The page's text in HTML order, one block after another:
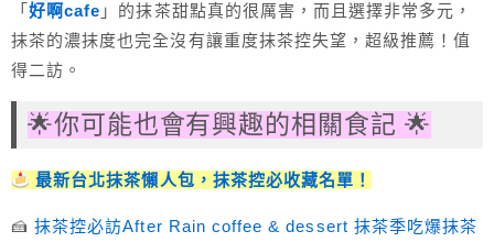
「好啊cafe 」的抹茶甜點真的很厲害，而且選擇非常多元，
抹茶的濃抹度也完全沒有讓重度抹茶控失望，超級推薦！值
得二訪。
🌟你可能也會有興趣的相關食記 🌟
最新台北抹茶懶人包，抹茶控必收藏名單！
🍰抹茶控必訪After Rain coffee & dessert 抹茶季吃爆抹茶